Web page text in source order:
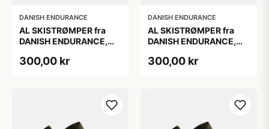
DANISH ENDURANCE
AL SKISTRØMPER fra
DANISH ENDURANCE,
300,00 kr
DANISH ENDURANCE
AL SKISTRØMPER fra
DANISH ENDURANCE,
300,00 kr